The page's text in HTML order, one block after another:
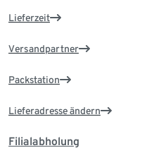
Lieferzeit
Versandpartner
Packstation
Lieferadresse ändern
Filialabholung